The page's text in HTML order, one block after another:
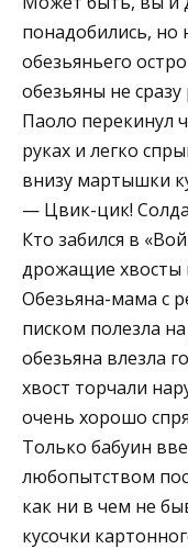
понадобились, но
обезьяньего
обезьяны не сразу
Паоло перекинул
руках и легко
внизу мартышки
— Цвик-цик!
Кто забился в
дрожащие хвосты
Обезьяна-мама с
писком полезла
обезьяна влезла
хвост торчали
очень хорошо
Только бабуин
любопытством
как ни в чем не
кусочки